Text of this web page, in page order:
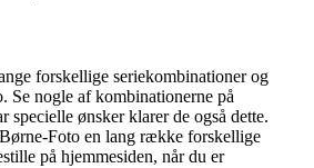
forskellige seriekombinationer og
Se nogle af kombinationerne på
specielle ønsker klarer de også dette.
Foto en lang række forskellige
på hjemmesiden, når du er